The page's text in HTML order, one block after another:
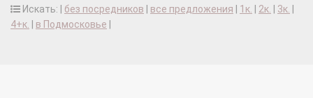
Искать: | без посредников все предложения 1к. 2к. 3к.
4+к.
в Подмосковье